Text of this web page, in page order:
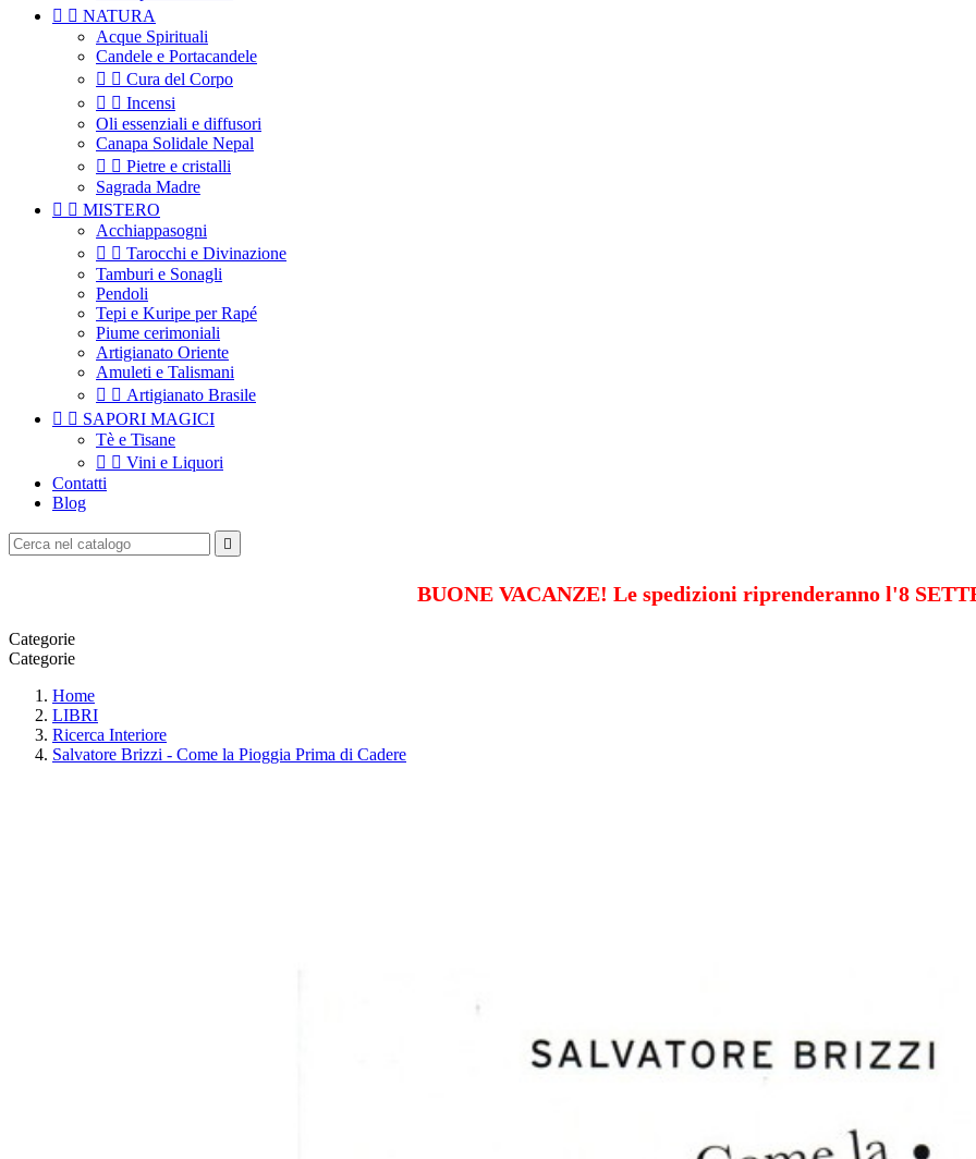
  NATURA
Acque Spirituali
Candele e Portacandele
  Cura del Corpo
  Incensi
Oli essenziali e diffusori
Canapa Solidale Nepal
  Pietre e cristalli
Sagrada Madre
  MISTERO
Acchiappasogni
  Tarocchi e Divinazione
Tamburi e Sonagli
Pendoli
Tepi e Kuripe per Rapé
Piume cerimoniali
Artigianato Oriente
Amuleti e Talismani
  Artigianato Brasile
  SAPORI MAGICI
Tè e Tisane
  Vini e Liquori
Contatti
Blog

BUONE VACANZE! Le spedizioni riprenderanno l'8
Categorie
Categorie
Home
LIBRI
Ricerca Interiore
Salvatore Brizzi - Come la Pioggia Prima di Cadere